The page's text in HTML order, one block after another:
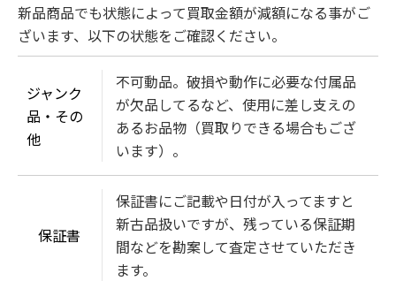
新品商品でも状態によって買取金額が減額になる事がご
ざいます、以下の状態をご確認ください。
ジャンク
品・その
他
不可動品。破損や動作に必要な付属品
が欠品してるなど、使用に差し支えの
あるお品物（買取りできる場合もござ
います）。
保証書
保証書にご記載や日付が入ってますと
新古品扱いですが、残っている保証期
間などを勘案して査定させていただき
ます。